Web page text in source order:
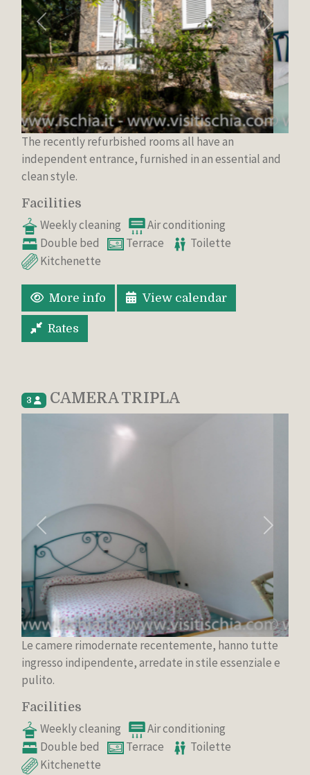
Previous Next
The recently refurbished rooms all have an
independent entrance, furnished in an essential and
clean style.
Facilities
Weekly cleaning
Air conditioning
Double bed
Terrace
Toilette
Kitchenette
More info View calendar
Rates
3 CAMERA TRIPLA
Previous Next
Le camere rimodernate recentemente, hanno tutte
ingresso indipendente, arredate in stile essenziale e
pulito.
Facilities
Weekly cleaning
Air conditioning
Double bed
Terrace
Toilette
Kitchenette